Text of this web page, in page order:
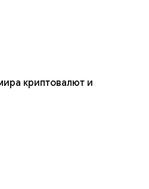
криптовалют и